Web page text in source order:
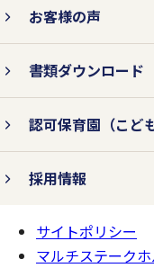
2.個人情報
ん、およ
対策を行い
個人情報の紛
えいなどを防
対策を行います
お客様の声
書類ダウンロード
認可保育園 （こど
採用情報
ページの
一番上へ
サイトポリシー
マルチステーク